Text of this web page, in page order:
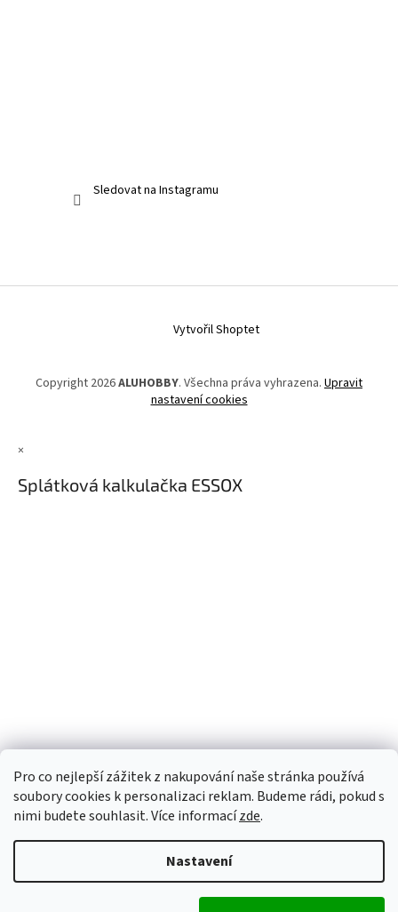
Pro co nejlepší zážitek z nakupování naše stránka používá
soubory cookies k personalizaci reklam. Budeme rádi, pokud s
nimi budete souhlasit. Více informacízde.
Nastavení
Sledovat na Instagramu
Vytvořil Shoptet
Copyright 2026ALUHOBBY. Všechna práva vyhrazena. Upravit
nastavení cookies
×
Splátková kalkulačka ESSOX